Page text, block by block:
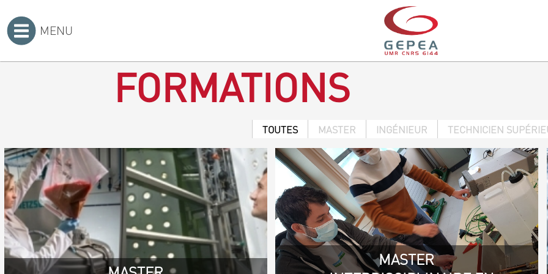
MENU
FORMATIONS
TOUTES MASTER INGÉNIEUR TECHNICIEN
MASTER